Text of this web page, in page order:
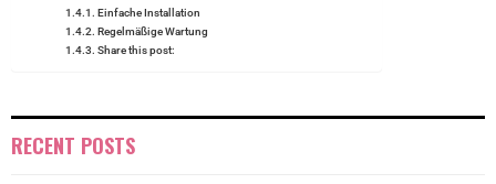
Einfache Installation
Regelmäßige Wartung
Share this post:
RECENT POSTS